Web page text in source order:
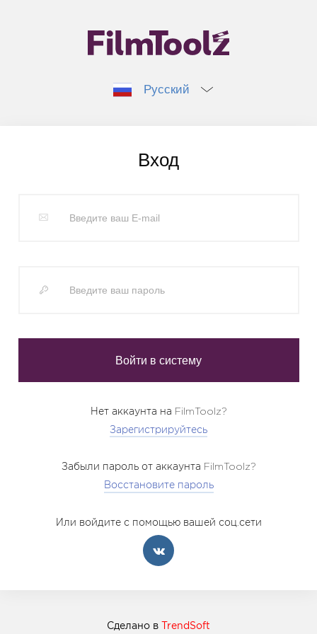
Русский
Вход
Нет аккаунта на FilmToolz?
Зарегистрируйтесь
Забыли пароль от аккаунта FilmToolz?
Восстановите пароль
Или войдите с помощью вашей соц.сети
Сделано в TrendSoft